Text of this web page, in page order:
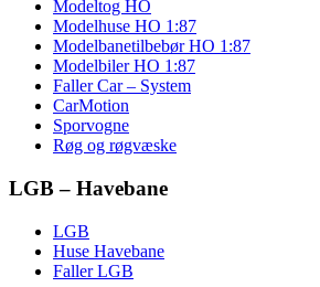
Modeltog HO
Modelhuse HO 1:87
Modelbanetilbebør HO 1:87
Modelbiler HO 1:87
Faller Car – System
CarMotion
Sporvogne
Røg og røgvæske
LGB – Havebane
LGB
Huse Havebane
Faller LGB